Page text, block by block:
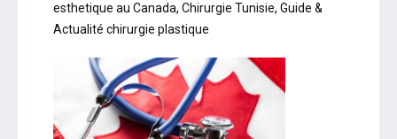
esthetique au Canada, Chirurgie Tunisie, Guide &
Actualité chirurgie plastique